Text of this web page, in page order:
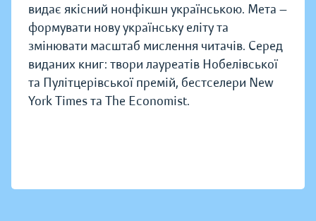
видає якісний нонфікшн українською. Мета —
формувати нову українську еліту та
змінювати масштаб мислення читачів. Серед
виданих книг: твори лауреатів Нобелівської
та Пулітцерівської премій, бестселери New
York Times та The Economist.